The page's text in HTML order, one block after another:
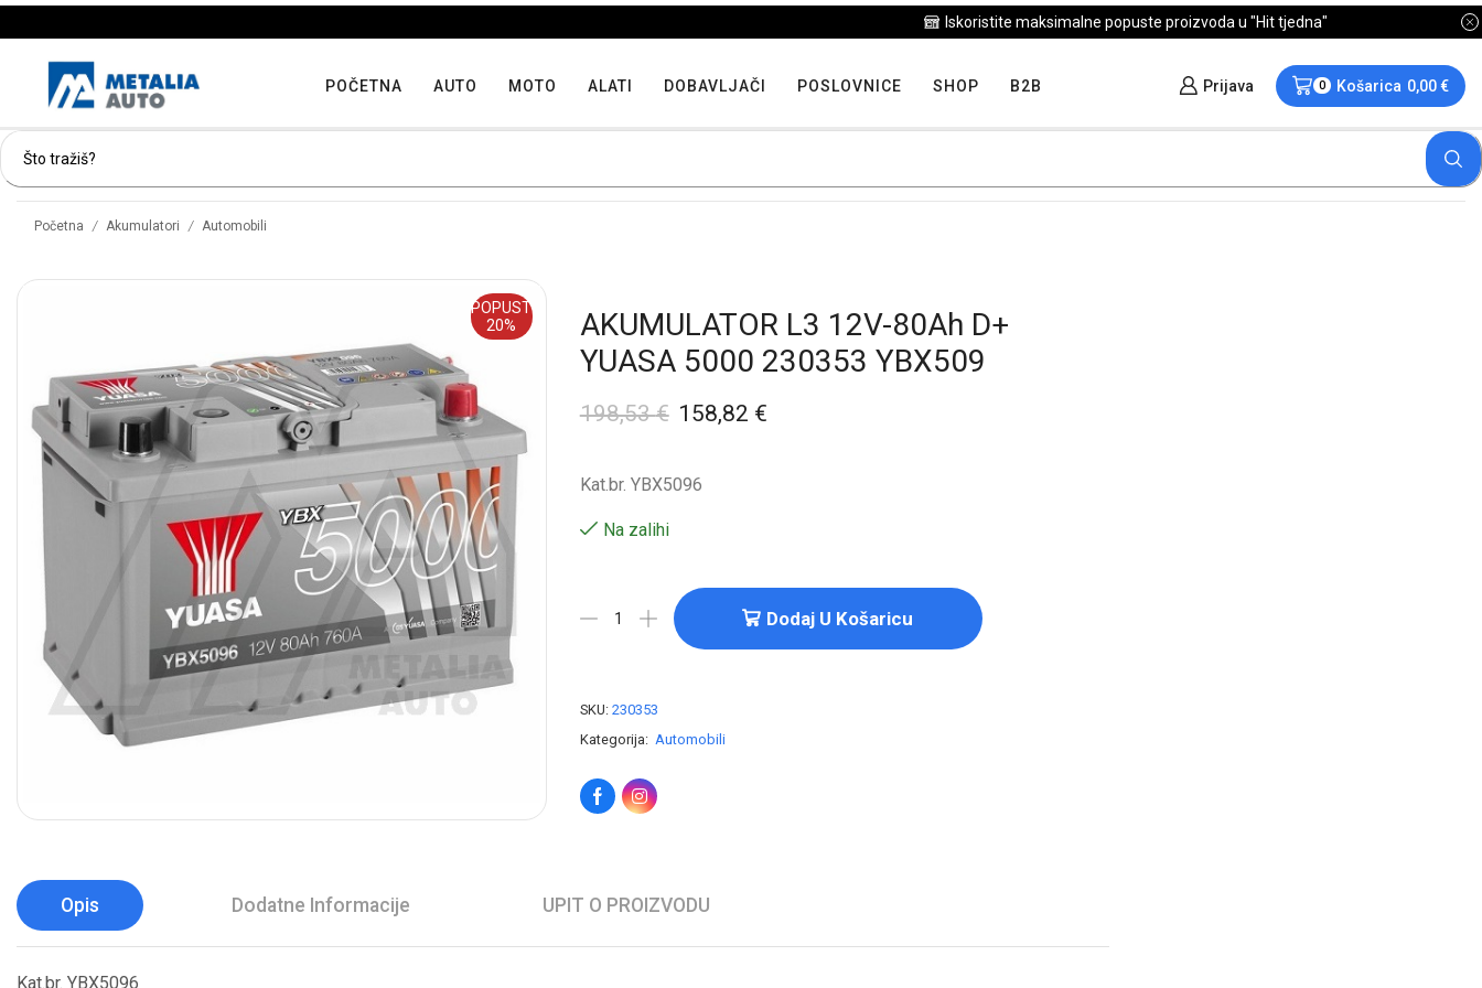
Iskoristite maksimalne popuste proizvoda u "Hit tjedna"
POČETNA AUTO MOTO ALATI DOBAVLJAČI POSLOVNICE SHOP B2B Prijava 0 Košarica 0,00€
Početna / Akumulatori / Automobili
POPUST
20%
AKUMULATOR L3 12V-80Ah D+
YUASA 5000 230353 YBX509
198,53€ 158,82 €
Kat.br. YBX5096
Na zalihi
Dodaj U Košaricu
SKU: 230353
Kategorija: Automobili
Opis Dodatne Informacije UPIT O PROIZVODU
Kat.br. YBX5096